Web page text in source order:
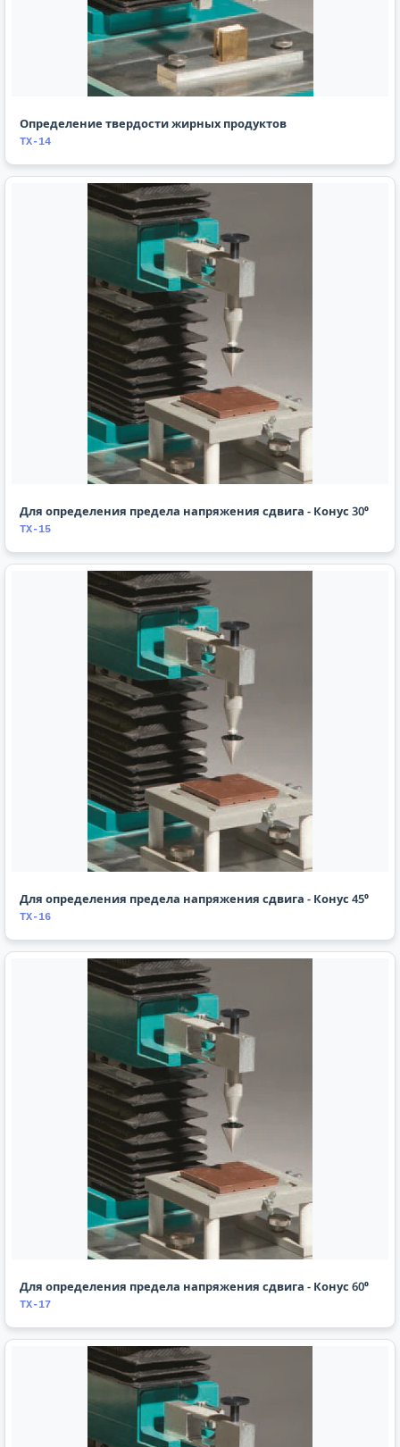
Определение твердости жирных продуктов
TX-14
Для определения предела напряжения сдвига - Конус 30⁰
TX-15
Для определения предела напряжения сдвига - Конус 45⁰
TX-16
Для определения предела напряжения сдвига - Конус 60⁰
TX-17